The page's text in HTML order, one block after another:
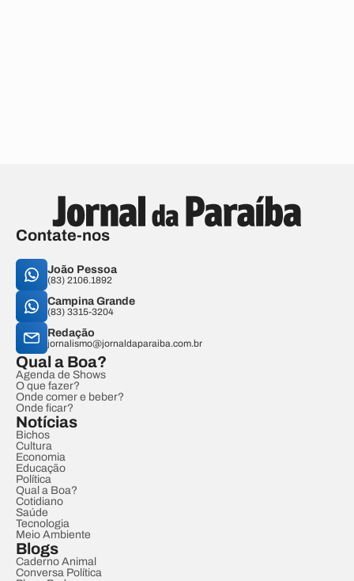
Contate-nos
João Pessoa
(83) 2106.1892
Campina Grande
(83) 3315-3204
Redação
jornalismo@jornaldaparaiba.com.br
Qual a Boa?
Agenda de Shows
O que fazer?
Onde comer e beber?
Onde ficar?
Notícias
Bichos
Cultura
Economia
Educação
Política
Qual a Boa?
Cotidiano
Saúde
Tecnologia
Meio Ambiente
Blogs
Caderno Animal
Conversa Política